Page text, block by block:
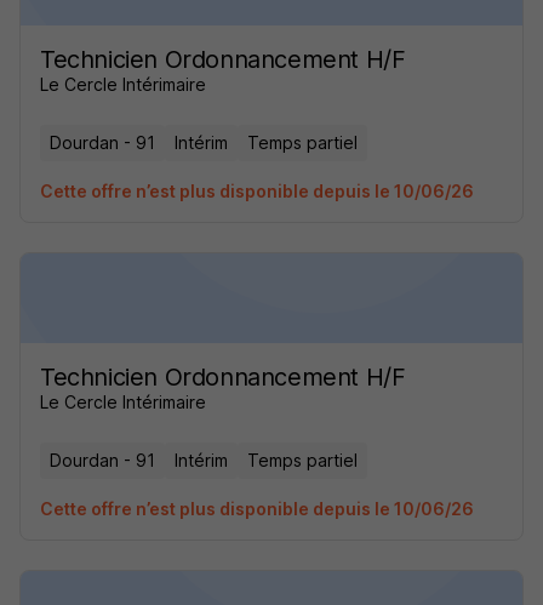
Technicien Ordonnancement H/F
Le Cercle Intérimaire
Dourdan - 91 Intérim Temps partiel
Cette offre n’est plus disponible depuis le 10/06/26
Technicien Ordonnancement H/F
Le Cercle Intérimaire
Dourdan - 91 Intérim Temps partiel
Cette offre n’est plus disponible depuis le 10/06/26